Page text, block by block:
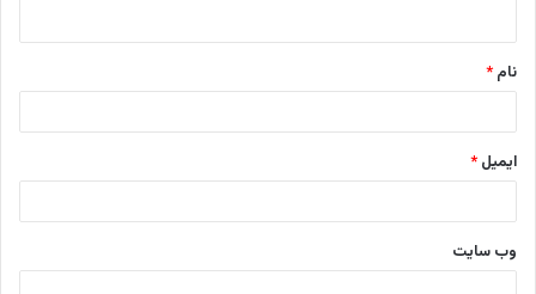
*
نام *
ایمیل *
وب‌ سایت